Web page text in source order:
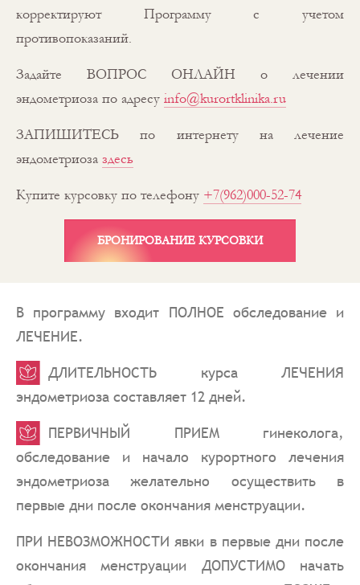
корректируют Программу с учетом
противопоказаний.
Задайте ВОПРОС ОНЛАЙН о лечении
эндометриоза по адресу info@kurortklinika.ru
ЗАПИШИТЕСЬ по интернету на лечение
эндометриоза здесь
Купите курсовку по телефону +7(962)000-52-74
БРОНИРОВАНИЕ КУРСОВКИ
В программу входит ПОЛНОЕ обследование и
ЛЕЧЕНИЕ.
ДЛИТЕЛЬНОСТЬ курса ЛЕЧЕНИЯ
эндометриоза составляет 12 дней.
ПЕРВИЧНЫЙ ПРИЕМ гинеколога,
обследование и начало курортного лечения
эндометриоза желательно осуществить в
первые дни после окончания менструации.
ПРИ НЕВОЗМОЖНОСТИ явки в первые дни после
окончания менструации ДОПУСТИМО начать